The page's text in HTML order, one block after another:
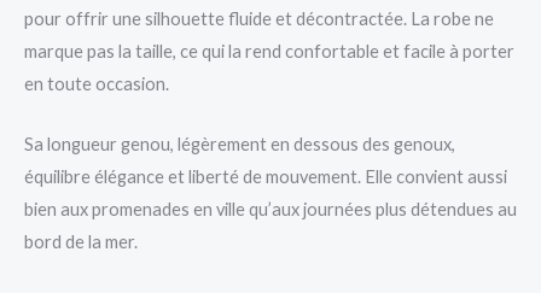
pour offrir une silhouette fluide et décontractée. La robe ne
marque pas la taille, ce qui la rend confortable et facile à porter
en toute occasion.
Sa longueur genou, légèrement en dessous des genoux,
équilibre élégance et liberté de mouvement. Elle convient aussi
bien aux promenades en ville qu’aux journées plus détendues au
bord de la mer.